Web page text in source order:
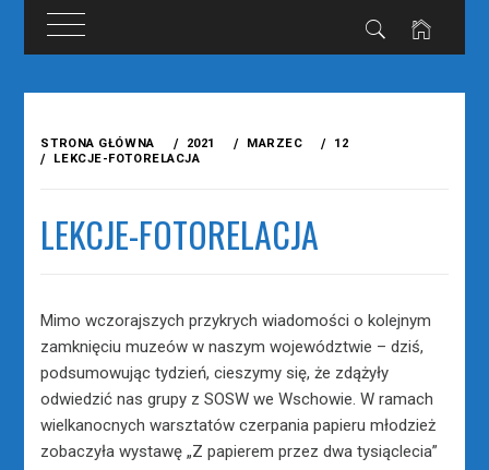
treści
STRONA GŁÓWNA 2021 MARZEC
12
LEKCJE-FOTORELACJA
LEKCJE-FOTORELACJA
Mimo wczorajszych przykrych wiadomości o kolejnym
zamknięciu muzeów w naszym województwie – dziś,
podsumowując tydzień, cieszymy się, że zdążyły
odwiedzić nas grupy z SOSW we Wschowie. W ramach
wielkanocnych warsztatów czerpania papieru młodzież
zobaczyła wystawę „Z papierem przez dwa tysiąclecia”